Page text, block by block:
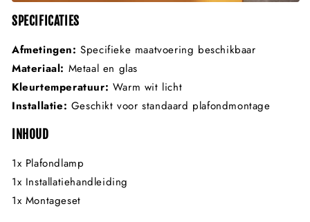
SPECIFICATIES
Afmetingen: Specifieke maatvoering beschikbaar
Materiaal: Metaal en glas
Kleurtemperatuur: Warm wit licht
Installatie: Geschikt voor standaard plafondmontage
INHOUD
1x Plafondlamp
1x Installatiehandleiding
1x Montageset